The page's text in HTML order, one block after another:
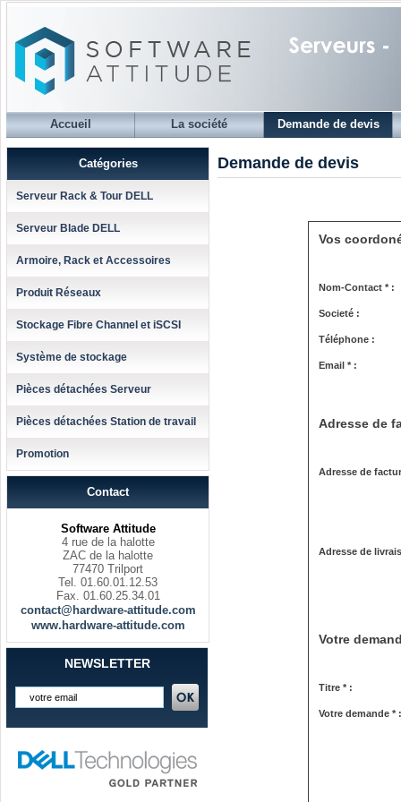
Accueil La société Demande de devis
Catégories
Serveur Rack & Tour DELL
Serveur Blade DELL
Armoire, Rack et Accessoires
Produit Réseaux
Stockage Fibre Channel et iSCSI
Système de stockage
Pièces détachées Serveur
Pièces détachées Station de travail
Promotion
Contact
Software Attitude
4 rue de la halotte
ZAC de la halotte
77470 Trilport
Tel. 01.60.01.12.53
Fax. 01.60.25.34.01
contact@hardware-attitude.com
www.hardware-attitude.com
NEWSLETTER
Demande de devis
Vos
Nom-Contact * :
Societé :
Téléphone :
Email * :
Adresse de
Adresse de
Adresse de
Votre
Titre * :
Votre demande * :